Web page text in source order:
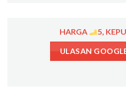
HARGA 5,
ULASAN